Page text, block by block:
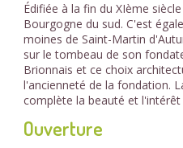
Édifiée à la fin du XIème
Bourgogne du sud. C'est
moines de Saint-Martin
sur le tombeau de son
Brionnais et ce choix
l'ancienneté de la fondation.
complète la beauté et l'intérêt
Ouverture